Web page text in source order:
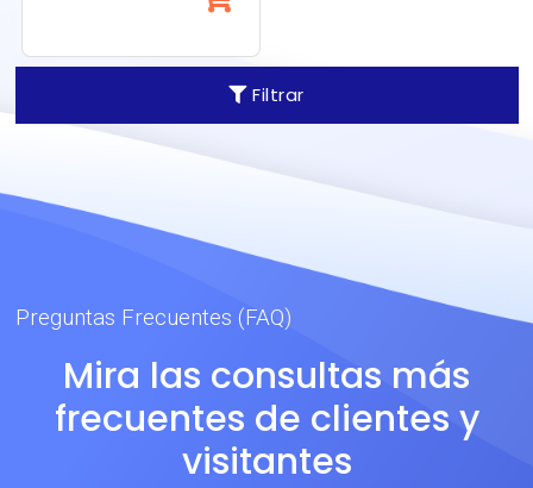
Filtrar
antiestático.
Preguntas Frecuentes (FAQ)
Mira las consultas más
frecuentes de clientes y
visitantes